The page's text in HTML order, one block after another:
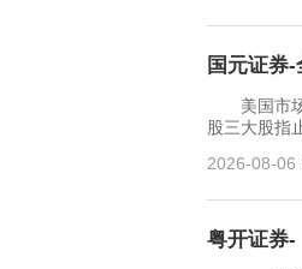
国元证券
美国市场
股三大股指
2026-08-06
粤开证券-